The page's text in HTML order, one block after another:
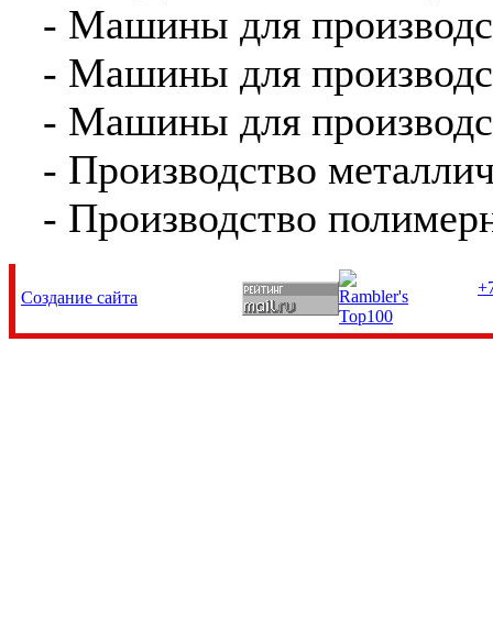
- Машины для
- Машины для
- Машины для
- Производство
- Производство
Создание сайта